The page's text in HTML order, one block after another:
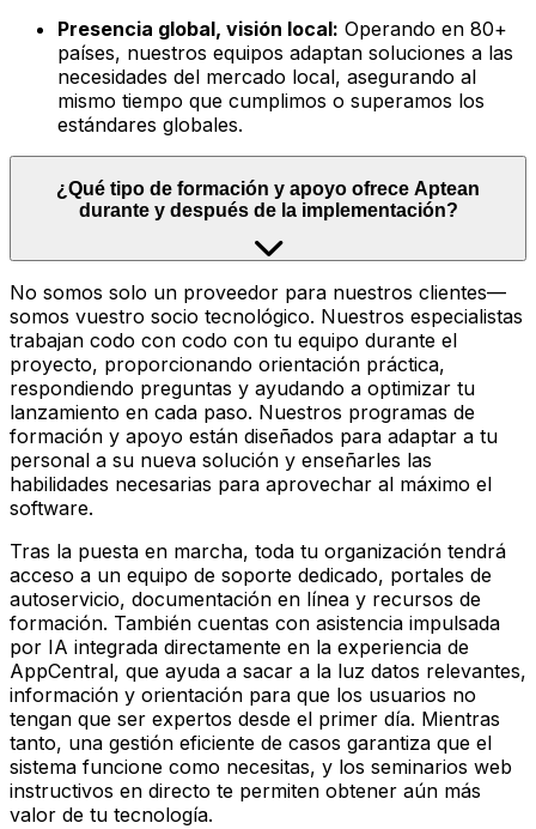
Presencia global, visión local: Operando en 80+
países, nuestros equipos adaptan soluciones a las
necesidades del mercado local, asegurando al
mismo tiempo que cumplimos o superamos los
estándares globales.
¿Qué tipo de formación y apoyo ofrece Aptean
durante y después de la implementación?
No somos solo un proveedor para nuestros clientes—
somos vuestro socio tecnológico. Nuestros especialistas
trabajan codo con codo con tu equipo durante el
proyecto, proporcionando orientación práctica,
respondiendo preguntas y ayudando a optimizar tu
lanzamiento en cada paso. Nuestros programas de
formación y apoyo están diseñados para adaptar a tu
personal a su nueva solución y enseñarles las
habilidades necesarias para aprovechar al máximo el
software.
Tras la puesta en marcha, toda tu organización tendrá
acceso a un equipo de soporte dedicado, portales de
autoservicio, documentación en línea y recursos de
formación. También cuentas con asistencia impulsada
por IA integrada directamente en la experiencia de
AppCentral, que ayuda a sacar a la luz datos relevantes,
información y orientación para que los usuarios no
tengan que ser expertos desde el primer día. Mientras
tanto, una gestión eficiente de casos garantiza que el
sistema funcione como necesitas, y los seminarios web
instructivos en directo te permiten obtener aún más
valor de tu tecnología.